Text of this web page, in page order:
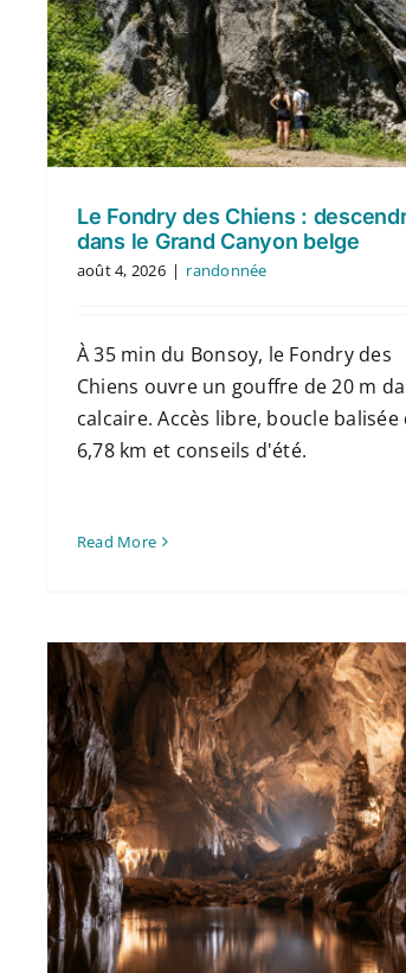
Le Fondry des Chiens :
dans le Grand Canyon belge
août 4, 2026 | randonnée
À 35 min du Bonsoy, le Fondry des
Chiens ouvre un gouffre de 20 m
calcaire. Accès libre, boucle balisée
6,78 km et conseils d'été.
Read More